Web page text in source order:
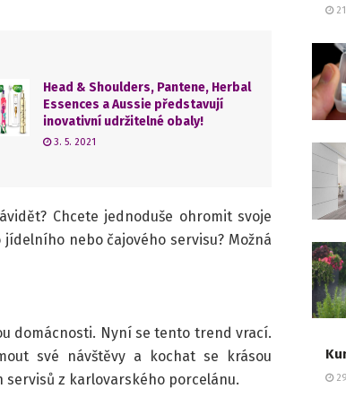
Head & Shoulders, Pantene, Herbal
Essences a Aussie představují
inovativní udržitelné obaly!
3. 5. 2021
Chcete jednoduše ohromit svoje
nebo čajového servisu? Možná
domácnosti. Nyní se tento trend vrací.
své návštěvy a kochat se krásou
servisů z karlovarského porcelánu.